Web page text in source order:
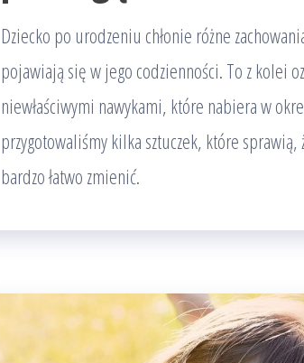
Dziecko po urodzeniu chłonie różne
pojawiają się w jego codzienności. To z kolei
niewłaściwymi nawykami, które nabiera w
przygotowaliśmy kilka sztuczek, które
bardzo łatwo zmienić.